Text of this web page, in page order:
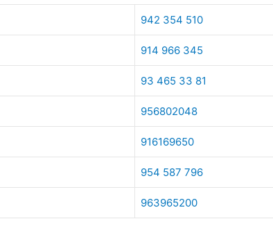
942 354 510
914 966 345
93 465 33 81
956802048
916169650
954 587 796
963965200